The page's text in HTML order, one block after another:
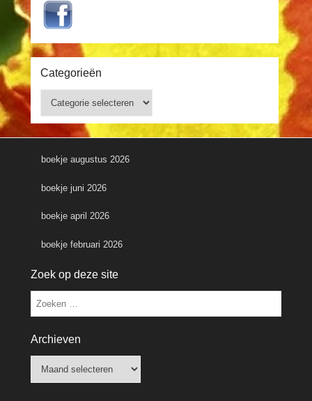
Categorieën
boekje augustus 2026
boekje juni 2026
boekje april 2026
boekje februari 2026
Zoek op deze site
Zoeken
Archieven